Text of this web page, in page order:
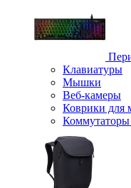
Клавиатуры
Мышки
Веб-камеры
Коврики для